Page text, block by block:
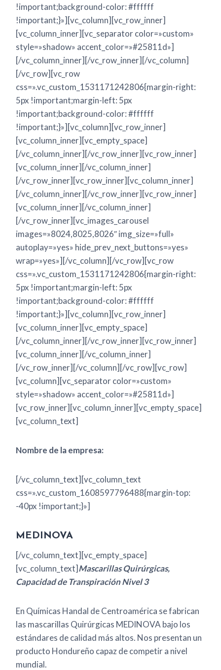
!important;background-color: #ffffff
!important;}»][vc_column][vc_row_inner]
[vc_column_inner][vc_separator color=»custom»
style=»shadow» accent_color=»#25811d»]
[/vc_column_inner][/vc_row_inner][/vc_column]
[/vc_row][vc_row
css=».vc_custom_1531171242806{margin-right:
5px !important;margin-left: 5px
!important;background-color: #ffffff
!important;}»][vc_column][vc_row_inner]
[vc_column_inner][vc_empty_space]
[/vc_column_inner][/vc_row_inner][vc_row_inner]
[vc_column_inner][/vc_column_inner]
[/vc_row_inner][vc_row_inner][vc_column_inner]
[/vc_column_inner][/vc_row_inner][vc_row_inner]
[vc_column_inner][/vc_column_inner]
[/vc_row_inner][vc_images_carousel
images=»8024,8025,8026″ img_size=»full»
autoplay=»yes» hide_prev_next_buttons=»yes»
wrap=»yes»][/vc_column][/vc_row][vc_row
css=».vc_custom_1531171242806{margin-right:
5px !important;margin-left: 5px
!important;background-color: #ffffff
!important;}»][vc_column][vc_row_inner]
[vc_column_inner][vc_empty_space]
[/vc_column_inner][/vc_row_inner][vc_row_inner]
[vc_column_inner][/vc_column_inner]
[/vc_row_inner][/vc_column][/vc_row][vc_row]
[vc_column][vc_separator color=»custom»
style=»shadow» accent_color=»#25811d»]
[vc_row_inner][vc_column_inner][vc_empty_space]
[vc_column_text]
Nombre de la empresa:
[/vc_column_text][vc_column_text
css=».vc_custom_1608597796488{margin-top:
-40px !important;}»]
MEDINOVA
[/vc_column_text][vc_empty_space]
[vc_column_text]Mascarillas Quirúrgicas,
Capacidad de Transpiración Nivel 3
En Químicas Handal de Centroamérica se fabrican
las mascarillas Quirúrgicas MEDINOVA bajo los
estándares de calidad más altos. Nos presentan un
producto Hondureño capaz de competir a nivel
mundial.